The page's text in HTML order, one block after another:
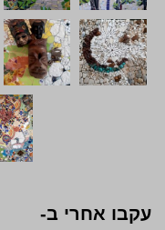
עקבו אחרי ב-